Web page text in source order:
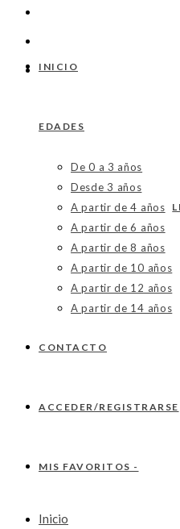
INICIO
EDADES
De 0 a 3 años
Desde 3 años
A partir de 4 años
A partir de 6 años
A partir de 8 años
A partir de 10 años
A partir de 12 años
A partir de 14 años
CONTACTO
ACCEDER/REGISTRARSE
MIS FAVORITOS -
Inicio